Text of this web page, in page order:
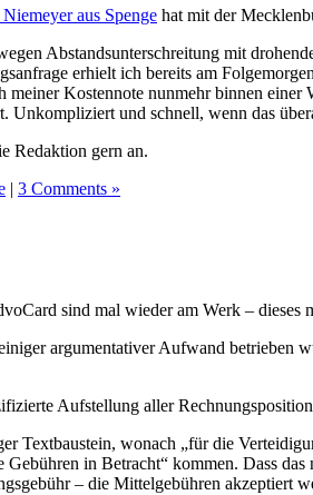
aus Spenge hat mit der
Abstandsunterschreitung mit
erhielt ich bereits am
meiner Kostennote nunmehr binnen
Unkompliziert und schnell, wenn das
Redaktion gern an.
| 3 Comments »
sind mal wieder am Werk – dieses
argumentativer Aufwand betrieben
Aufstellung aller
Textbaustein, wonach „für die
in Betracht“ kommen. Dass
– die Mittelgebühren akzeptiert